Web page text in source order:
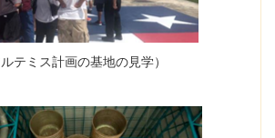
ルテミス計画の基地の見学）